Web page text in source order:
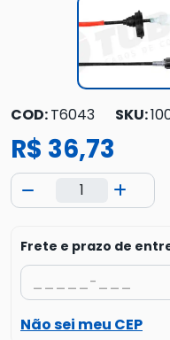
COD:T6043 SKU:
R$ 36,73
Frete e prazo de
Não sei meu CEP